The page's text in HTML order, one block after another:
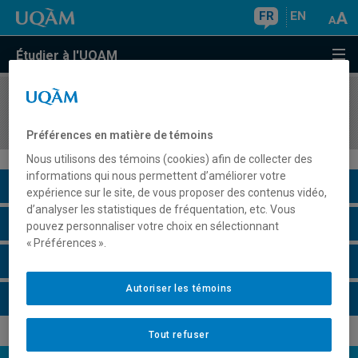
FR EN
Étudier à l'UQAM
COURS//
Description du cours
Horaire - Été 2026
Préférences en matière de témoins
Nous utilisons des témoins (cookies) afin de collecter des
informations qui nous permettent d’améliorer votre
expérience sur le site, de vous proposer des contenus vidéo,
d’analyser les statistiques de fréquentation, etc. Vous
pouvez personnaliser votre choix en sélectionnant
« Préférences ».
Tout refuser
Autoriser les témoins